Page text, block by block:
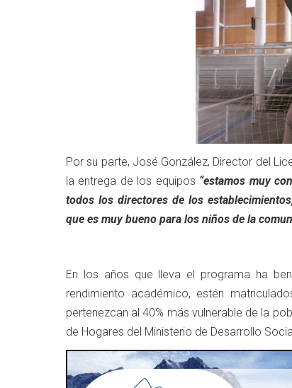
Por su parte, José González, Director del
la entrega de los equipos “estamos muy
todos los directores de los
que es muy bueno para los niños de la
En los años que lleva el programa ha
rendimiento académico, estén
pertenezcan al 40% más vulnerable de la
de Hogares del Ministerio de Desarrollo